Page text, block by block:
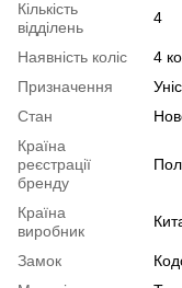
Кількість
відділень
4
Наявність коліс
4
Призначення
Стан
Країна
реєстрації
бренду
Країна
виробник
Замок